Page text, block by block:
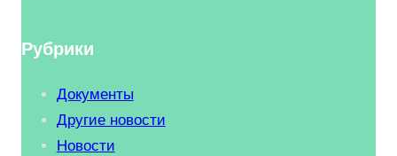
Рубрики
Документы
Другие новости
Новости